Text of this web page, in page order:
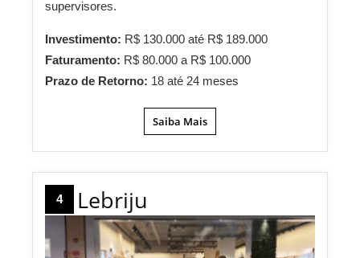
supervisores.
Investimento: R$ 130.000 até R$ 189.000
Faturamento: R$ 80.000 a R$ 100.000
Prazo de Retorno: 18 até 24 meses
Saiba Mais
4 Lebriju